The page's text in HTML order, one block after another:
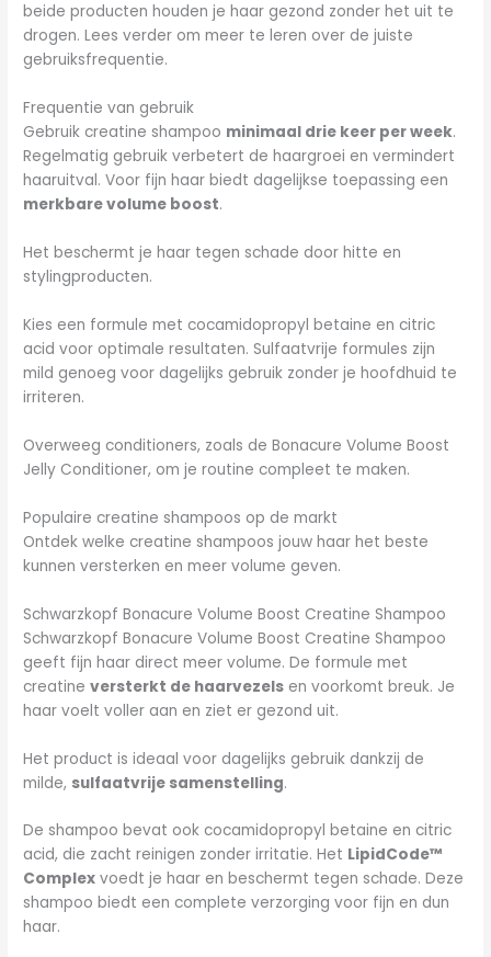
beide producten houden je haar gezond zonder het uit te
drogen. Lees verder om meer te leren over de juiste
gebruiksfrequentie.
Frequentie van gebruik
Gebruik creatine shampoo minimaal drie keer per week.
Regelmatig gebruik verbetert de haargroei en vermindert
haaruitval. Voor fijn haar biedt dagelijkse toepassing een
merkbare volume boost.
Het beschermt je haar tegen schade door hitte en
stylingproducten.
Kies een formule met cocamidopropyl betaine en citric
acid voor optimale resultaten. Sulfaatvrije formules zijn
mild genoeg voor dagelijks gebruik zonder je hoofdhuid te
irriteren.
Overweeg conditioners, zoals de Bonacure Volume Boost
Jelly Conditioner, om je routine compleet te maken.
Populaire creatine shampoos op de markt
Ontdek welke creatine shampoos jouw haar het beste
kunnen versterken en meer volume geven.
Schwarzkopf Bonacure Volume Boost Creatine Shampoo
Schwarzkopf Bonacure Volume Boost Creatine Shampoo
geeft fijn haar direct meer volume. De formule met
creatineversterkt de haarvezels en voorkomt breuk. Je
haar voelt voller aan en ziet er gezond uit.
Het product is ideaal voor dagelijks gebruik dankzij de
milde, sulfaatvrije samenstelling.
De shampoo bevat ook cocamidopropyl betaine en citric
acid, die zacht reinigen zonder irritatie. Het LipidCode™
Complex voedt je haar en beschermt tegen schade. Deze
shampoo biedt een complete verzorging voor fijn en dun
haar.